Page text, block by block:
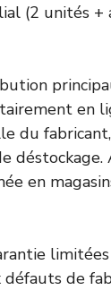
(2 unités +
en
du
déstockage.
en
de